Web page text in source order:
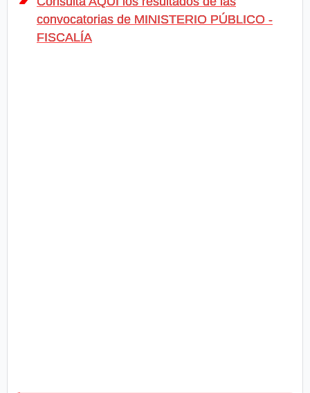
convocatorias de MINISTERIO PÚBLICO -
FISCALÍA